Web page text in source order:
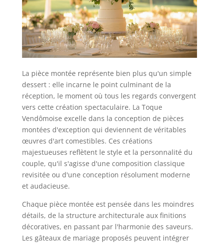
La pièce montée représente bien plus qu'un simple
dessert : elle incarne le point culminant de la
réception, le moment où tous les regards convergent
vers cette création spectaculaire. La Toque
Vendômoise excelle dans la conception de pièces
montées d'exception qui deviennent de véritables
œuvres d'art comestibles. Ces créations
majestueuses reflètent le style et la personnalité du
couple, qu'il s'agisse d'une composition classique
revisitée ou d'une conception résolument moderne
et audacieuse.
Chaque pièce montée est pensée dans les moindres
détails, de la structure architecturale aux finitions
décoratives, en passant par l'harmonie des saveurs.
Les gâteaux de mariage proposés peuvent intégrer